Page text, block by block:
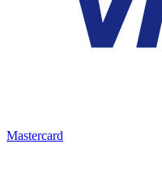
Mastercard